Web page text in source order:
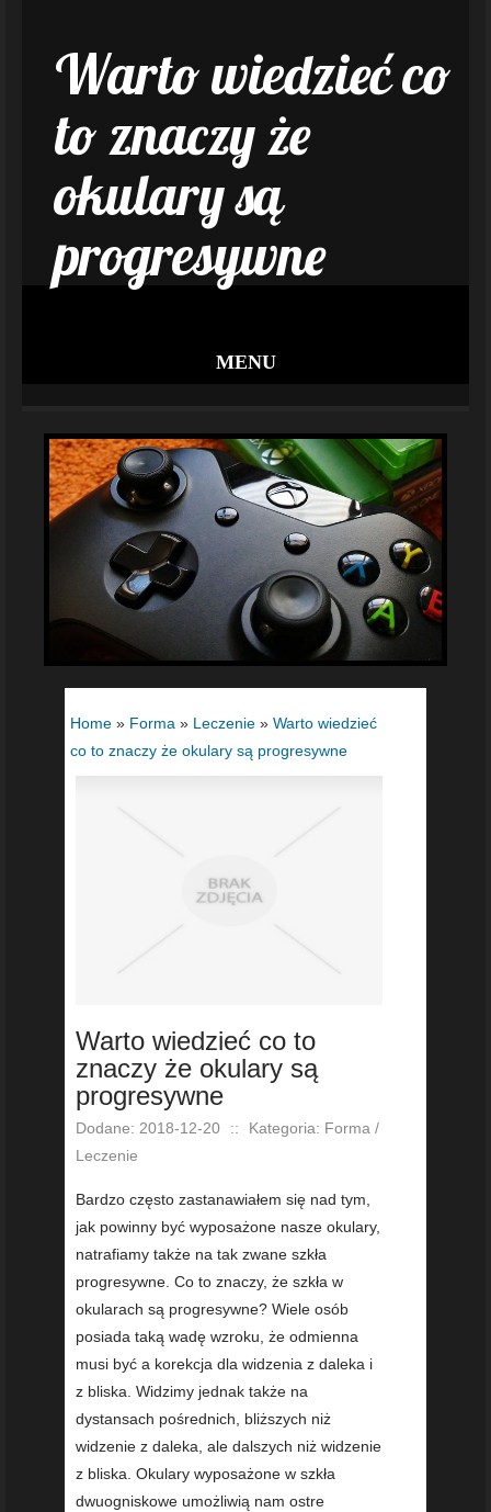
Warto wiedzieć co
to znaczy że
okulary są
progresywne
MENU
Home » Forma » Leczenie » Warto wiedzieć
co to znaczy że okulary są progresywne
Warto wiedzieć co to
znaczy że okulary są
progresywne
Dodane: 2018-12-20 ::
Kategoria: Forma /
Leczenie
Bardzo często zastanawiałem się nad tym,
jak powinny być wyposażone nasze okulary,
natrafiamy także na tak zwane szkła
progresywne. Co to znaczy, że szkła w
okularach są progresywne? Wiele osób
posiada taką wadę wzroku, że odmienna
musi być a korekcja dla widzenia z daleka i
z bliska. Widzimy jednak także na
dystansach pośrednich, bliższych niż
widzenie z daleka, ale dalszych niż widzenie
z bliska. Okulary wyposażone w szkła
dwuogniskowe umożliwią nam ostre